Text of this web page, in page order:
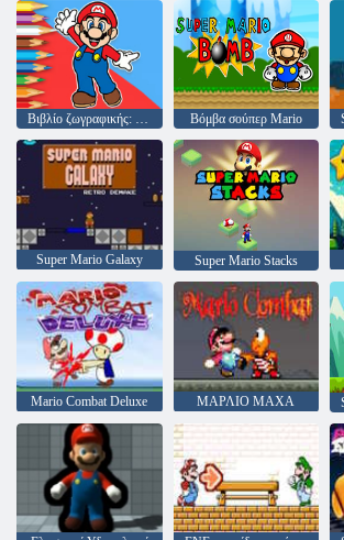
Βιβλίο ζωγραφικής: Mario Happy Skating Βόμβα σούπερ Mario
Super Mario Galaxy Super Mario Stacks
Mario Combat Deluxe ΜΑΡΛΙΟ ΜΑΧΑ